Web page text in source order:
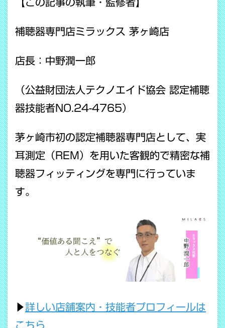
補聴器専門店ミラックス 茅ヶ崎店
店長：中野潤一郎
（公益財団法人テクノエイド協会 認定補聴
器技能者NO.24-4765）
茅ヶ崎市初の認定補聴器専門店として、実
耳測定（REM）を用いた客観的で精密な補
聴器フィッティングを専門に行っていま
す。
▶詳しい店舗案内・技能者プロフィールは
こちら